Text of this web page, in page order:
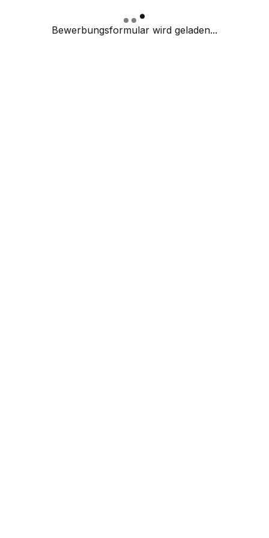
Bewerbungsformular wird geladen...